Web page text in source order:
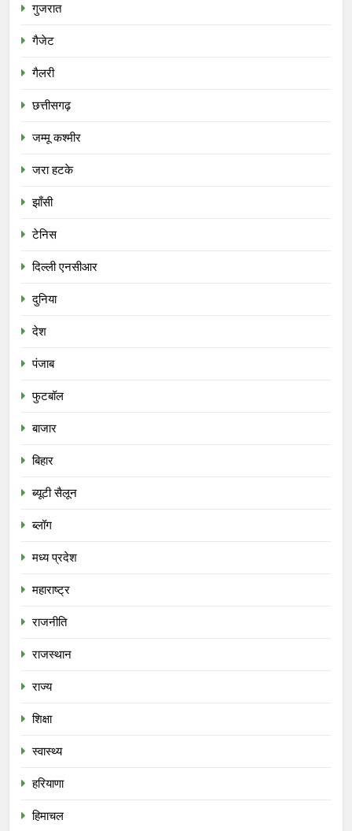
गुजरात
गैजेट
गैलरी
छत्तीसगढ़
जम्मू कश्मीर
जरा हटके
झाँसी
टेनिस
दिल्ली एनसीआर
दुनिया
देश
पंजाब
फुटबॉल
बाजार
बिहार
ब्यूटी सैलून
ब्लॉग
मध्य प्रदेश
महाराष्ट्र
राजनीति
राजस्थान
राज्य
शिक्षा
स्वास्थ्य
हरियाणा
हिमाचल